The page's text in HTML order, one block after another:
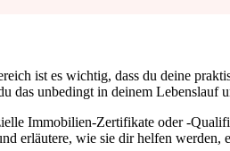
ist es wichtig, dass du deine
das unbedingt in deinem
Immobilien-Zertifikate oder -
erläutere, wie sie dir helfen